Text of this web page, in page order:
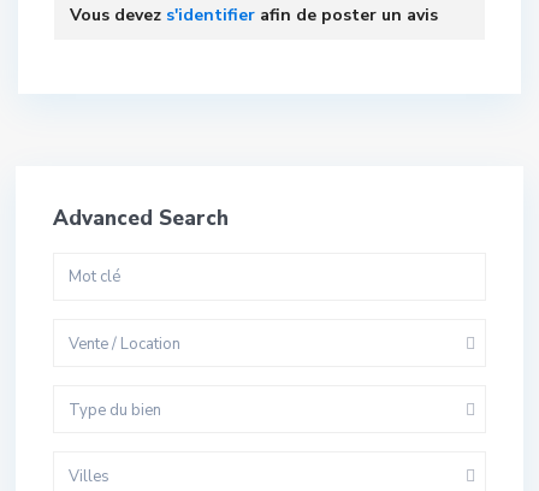
Vous devez s'identifier afin de poster un avis
Advanced Search
Vente / Location
Type du bien
Villes